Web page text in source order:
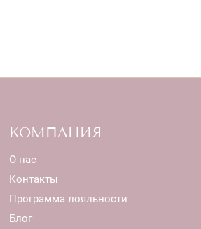
КОМПАНИЯ
О нас
Контакты
Программа лояльности
Блог